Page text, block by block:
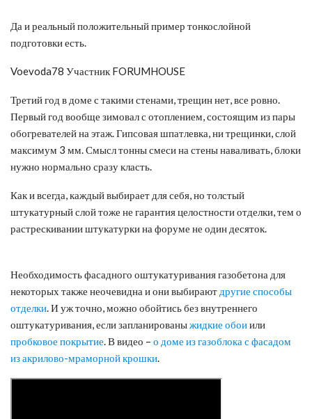
Да и реальный положительный пример тонкослойной
подготовки есть.
Voevoda78 Участник FORUMHOUSE
Третий год в доме с такими стенами, трещин нет, все ровно.
Первый год вообще зимовал с отоплением, состоящим из пары
обогревателей на этаж. Гипсовая шпатлевка, ни трещинки, слой
максимум 3 мм. Смысл тонны смеси на стены наваливать, блоки
нужно нормально сразу класть.
Как и всегда, каждый выбирает для себя, но толстый
штукатурный слой тоже не гарантия целостности отделки, тем о
растрескивании штукатурки на форуме не один десяток.
Необходимость фасадного оштукатуривания газобетона для
некоторых также неочевидна и они выбирают другие способы
отделки. И уж точно, можно обойтись без внутреннего
оштукатуривания, если запланированыжидкие обоиили
пробковое покрытие. В видео – о доме из газоблока с фасадом
из акрилово-мраморной крошки.